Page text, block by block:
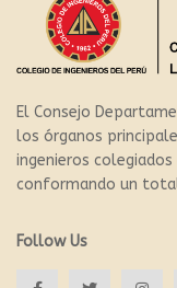
El Consejo
los órganos
ingenieros
conformando un
Follow Us